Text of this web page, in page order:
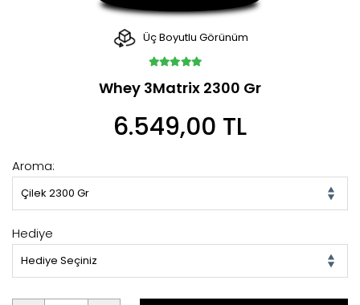
Üç Boyutlu Görünüm
Whey 3Matrix 2300 Gr
6.549,00 TL
Aroma:
Çilek 2300 Gr
Hediye
Hediye Seçiniz